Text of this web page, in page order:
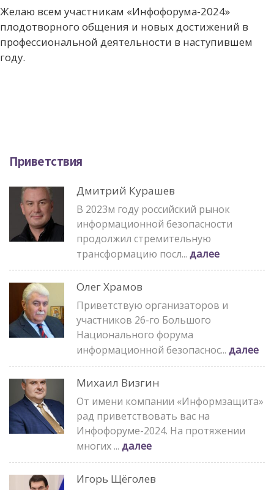
Желаю всем участникам «Инфофорума-2024»
плодотворного общения и новых достижений в
профессиональной деятельности в наступившем
году.
Приветствия
Дмитрий Курашев
В 2023м году российский рынок
информационной безопасности
продолжил стремительную
трансформацию посл... далее
Олег Храмов
Приветствую организаторов и
участников 26-го Большого
Национального форума
информационной безопаснос... далее
Михаил Визгин
От имени компании «Информзащита»
рад приветствовать вас на
Инфофоруме-2024. На протяжении
многих ... далее
Игорь Щёголев